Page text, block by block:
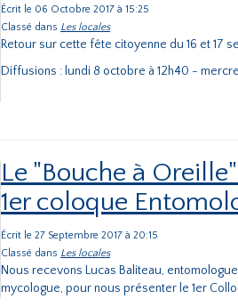
Écrit le 06 Octobre 2017 à 15:25
Classé dans Les locales
Retour sur cette fête citoyenne du 16 et 17
Diffusions : lundi 8 octobre à 12h40 -
Le "Bouche à
1er coloque
Écrit le 27 Septembre 2017 à 20:15
Classé dans Les locales
Nous recevons Lucas Baliteau,
mycologue, pour nous présenter le 1er